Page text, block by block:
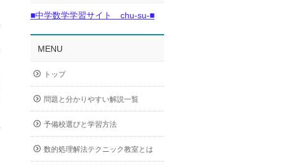
■中学数学学習サイト chu-su-■
MENU
トップ
問題と分かりやすい解説一覧
予備校選びと学習方法
数的処理解法テクニック教室とは